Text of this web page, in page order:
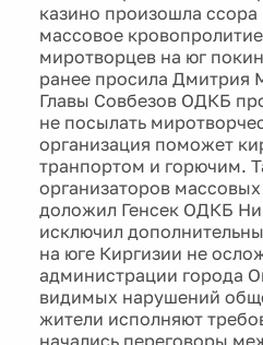
казино произошла
массовое
миротворцев на юг
ранее просила Дмитрия
Главы Совбезов ОДКБ
не посылать
организация поможет
транпортом и горючим.
организаторов
доложил Генсек ОДКБ
исключил
на юге Киргизии не
администрации города
видимых нарушений
жители исполняют